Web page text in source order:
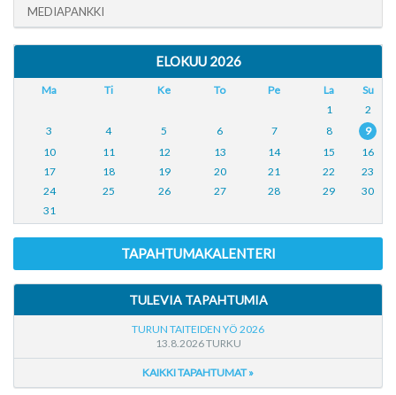
MEDIAPANKKI
ELOKUU 2026
Ma Ti Ke To Pe La
Su
1
2
3
4 5 6 7 8
9
10
11 12 13 14 15
16
17
18 19 20 21 22
23
24
25 26 27 28 29
30
31
TAPAHTUMAKALENTERI
TULEVIA TAPAHTUMIA
TURUN TAITEIDEN YÖ 2026
13.8.2026 TURKU
KAIKKI TAPAHTUMAT »